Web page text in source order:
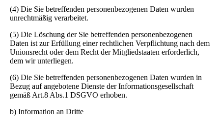
(4) Die Sie betreffenden personenbezogenen Daten wurden
unrechtmäßig verarbeitet.
(5) Die Löschung der Sie betreffenden personenbezogenen
Daten ist zur Erfüllung einer rechtlichen Verpflichtung nach dem
Unionsrecht oder dem Recht der Mitgliedstaaten erforderlich,
dem wir unterliegen.
(6) Die Sie betreffenden personenbezogenen Daten wurden in
Bezug auf angebotene Dienste der Informationsgesellschaft
gemäß Art.8 Abs.1 DSGVO erhoben.
b) Information an Dritte